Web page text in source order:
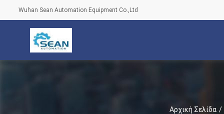
Wuhan Sean Automation Equipment Co.,Ltd
Αρχική Σελίδα /